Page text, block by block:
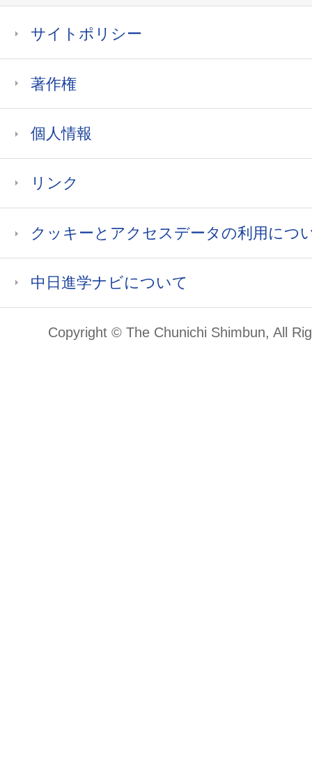
サイトポリシー
著作権
個人情報
リンク
クッキーとアクセスデータの利用につ
中日進学ナビについて
Copyright © The Chunichi Shimbun, All